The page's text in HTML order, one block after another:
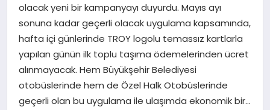
TÜRKOĞLU
PAZARCIK
olacak yeni bir kampanyayı duyurdu. Mayıs ayı
sonuna kadar geçerli olacak uygulama kapsamında,
hafta içi günlerinde TROY logolu temassız kartlarla
yapılan günün ilk toplu taşıma ödemelerinden ücret
alınmayacak. Hem Büyükşehir Belediyesi
otobüslerinde hem de Özel Halk Otobüslerinde
geçerli olan bu uygulama ile ulaşımda ekonomik bir…